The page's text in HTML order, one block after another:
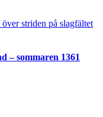
– sommaren 1361